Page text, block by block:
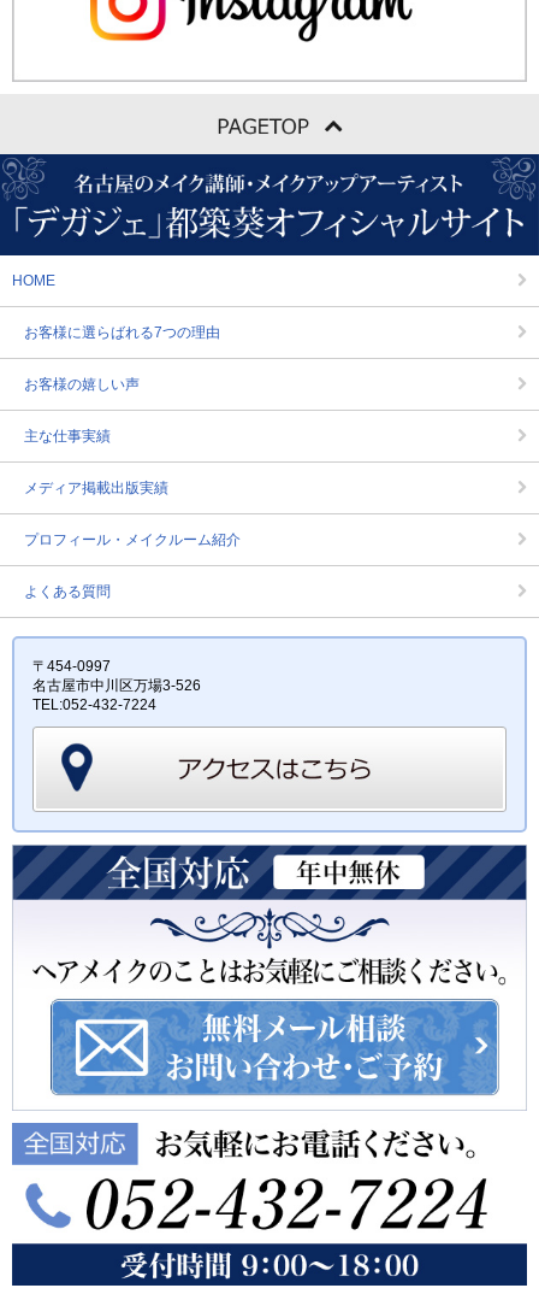
HOME
お客様に選らばれる7つの理由
お客様の嬉しい声
主な仕事実績
メディア掲載出版実績
プロフィール・メイクルーム紹介
よくある質問
〒454-0997
名古屋市中川区万場3-526
TEL:052-432-7224